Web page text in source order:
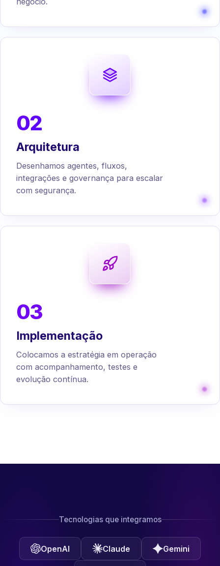
02
Arquitetura
Desenhamos agentes, fluxos,
integrações e governança para escalar
com segurança.
03
Implementação
Colocamos a estratégia em operação
com acompanhamento, testes e
evolução contínua.
Tecnologias que integramos
OpenAI Claude Gemini